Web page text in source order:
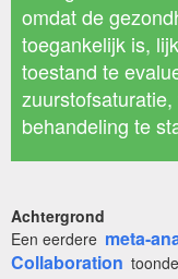
omdat de
toegankelijk is,
toestand te
behandeling te
Achtergrond
Een eerdere meta-
Collaboration